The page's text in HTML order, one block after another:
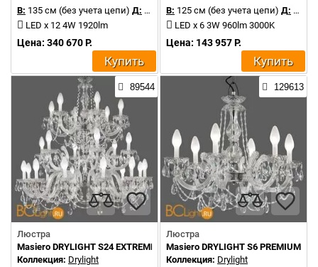
В: 135 см (без учета цепи) Д:
LED x 12 4W 1920lm
Цена: 340 670 Р.
Купить
В: 125 см (без учета цепи) Д:
LED x 6 3W 960lm 3000K
Цена: 143 957 Р.
Купить
89544
Люстра
Masiero DRYLIGHT S24 EXTREME
Коллекция: Drylight
129613
Люстра
Masiero DRYLIGHT S6 PREMIUM
Коллекция: Drylight